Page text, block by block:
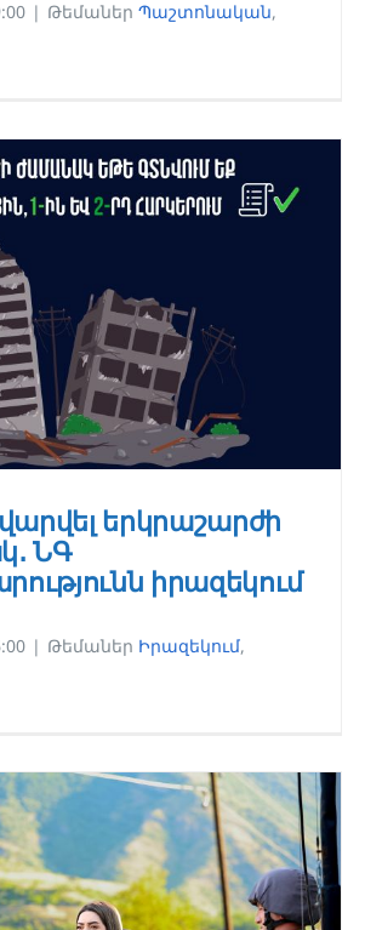
| ԹեմաներՊաշտոնական,
երկրաշարժի
ՆԳ
իրազեկում
| Թեմաներ Իրազեկում,